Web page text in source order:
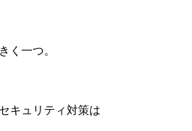
く一つ。
キュリティ対策は